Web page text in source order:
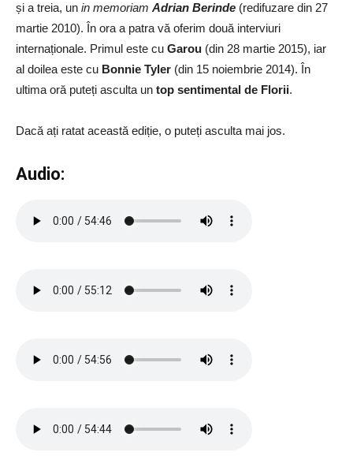
și a treia, un in memoriam Adrian Berinde (redifuzare din 27
martie 2010). În ora a patra vă oferim două interviuri
internaționale. Primul este cu Garou (din 28 martie 2015), iar
al doilea este cu Bonnie Tyler (din 15 noiembrie 2014). În
ultima oră puteți asculta un top sentimental de Florii.
Dacă ați ratat această ediție, o puteți asculta mai jos.
Audio: